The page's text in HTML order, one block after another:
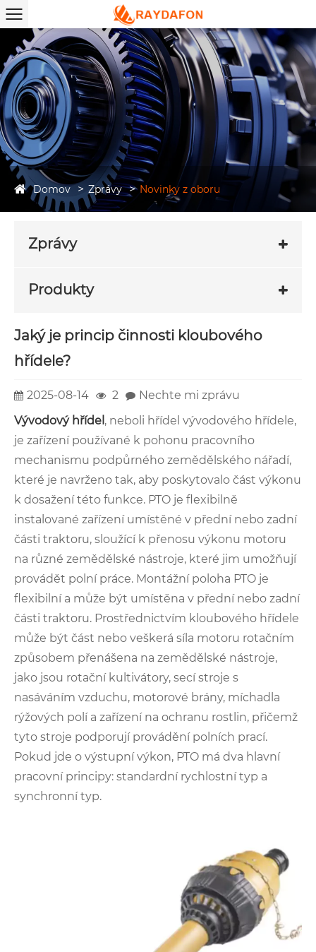
Domov Zprávy Novinky z oboru
Zprávy
Produkty
Jaký je princip činnosti kloubového
hřídele?
2025-08-14 2
Nechte mi zprávu
Vývodový hřídel , neboli hřídel vývodového hřídele,
je zařízení používané k pohonu pracovního
mechanismu podpůrného zemědělského nářadí,
které je navrženo tak, aby poskytovalo část výkonu
k dosažení této funkce. PTO je flexibilně
instalované zařízení umístěné v přední nebo zadní
části traktoru, sloužící k přenosu výkonu motoru
na různé zemědělské nástroje, které jim umožňují
provádět polní práce. Montážní poloha PTO je
flexibilní a může být umístěna v přední nebo zadní
části traktoru. Prostřednictvím kloubového hřídele
může být část nebo veškerá síla motoru rotačním
způsobem přenášena na zemědělské nástroje,
jako jsou rotační kultivátory, secí stroje s
nasáváním vzduchu, motorové brány, míchadla
rýžových polí a zařízení na ochranu rostlin, přičemž
tyto stroje podporují provádění polních prací.
Pokud jde o výstupní výkon, PTO má dva hlavní
pracovní principy: standardní rychlostní typ a
synchronní typ.